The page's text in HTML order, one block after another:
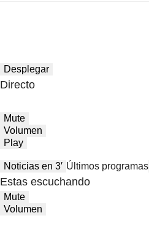
Desplegar
Directo
Mute
Volumen
Play
Noticias en 3′ Últimos programas
Estas escuchando
Mute
Volumen